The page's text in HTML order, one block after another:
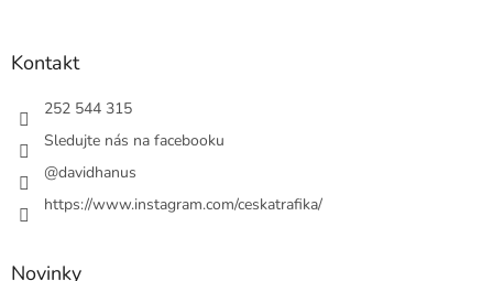
Kontakt
252 544 315
Sledujte nás na facebooku
@davidhanus
https://www.instagram.com/ceskatrafika/
Novinky